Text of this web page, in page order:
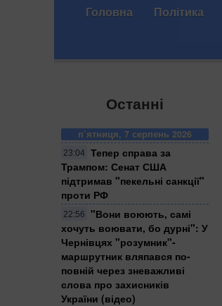
Головна Політика
Останні
п’ятниця, 7 серпень 2026
23:04
Тепер справа за
Трампом: Сенат США
підтримав "пекельні санкції"
проти РФ
22:56
​"Вони воюють, самі
хочуть воювати, бо дурні": У
Чернівцях "розумник"-
маршрутник вляпався по-
повній через зневажливі
слова про захисників
України (відео)